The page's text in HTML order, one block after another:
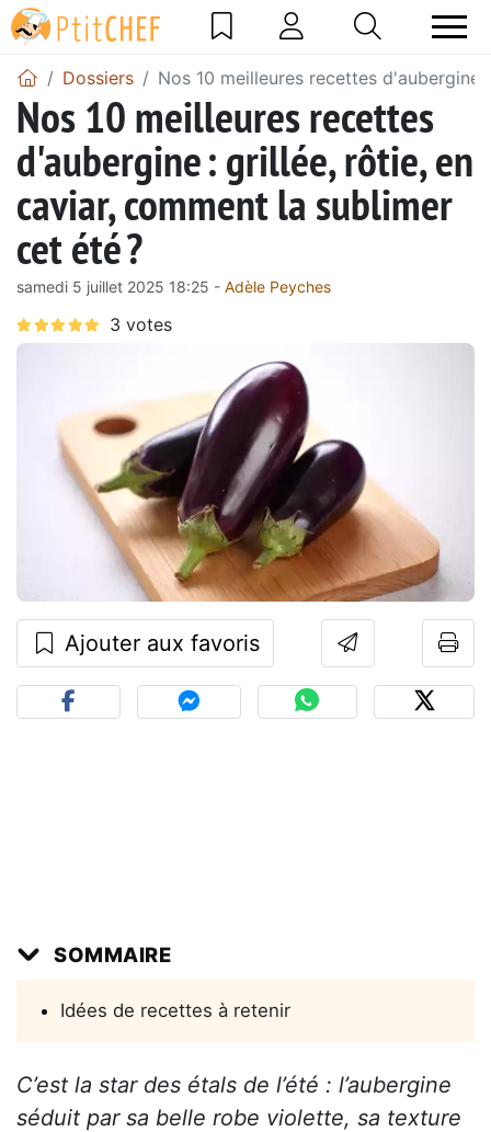
Dossiers Nos 10 meilleures recettes
Nos 10 meilleures recettes
d'aubergine : grillée, rôtie, en
caviar, comment la sublimer
cet été ?
samedi 5 juillet 2025 18:25 - Adèle Peyches
Ajouter aux favoris
SOMMAIRE
Idées de recettes à retenir
C’est la star des étals de l’été : l’aubergine
séduit par sa belle robe violette, sa texture